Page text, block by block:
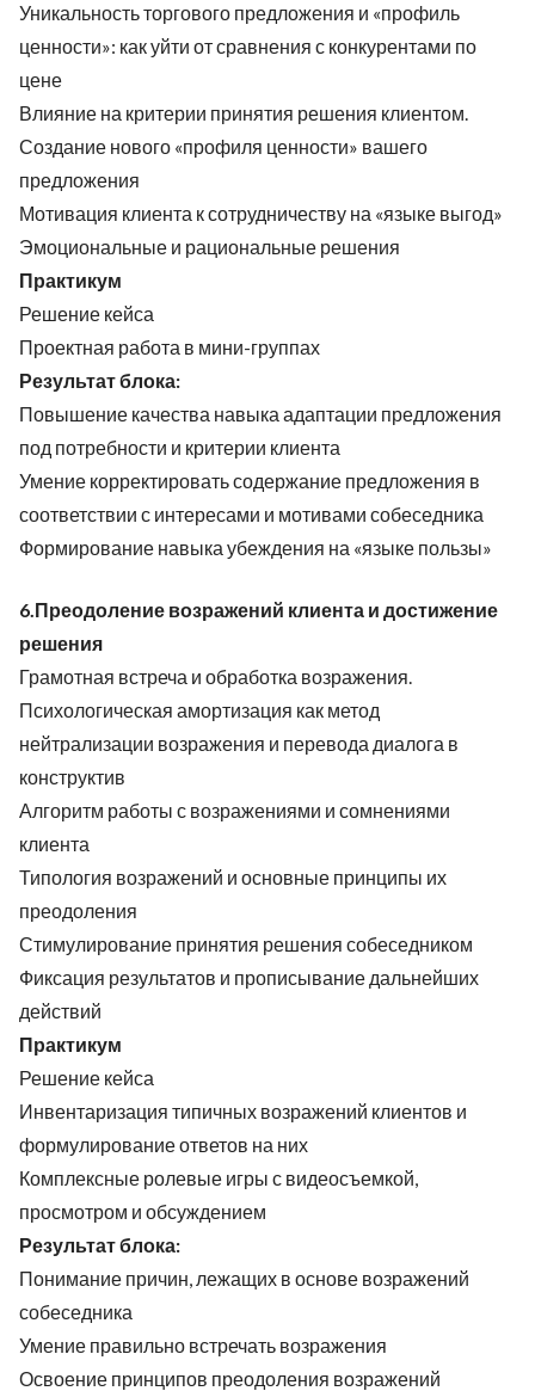
Уникальность торгового предложения и «профиль
ценности»: как уйти от сравнения с конкурентами по
цене
Влияние на критерии принятия решения клиентом.
Создание нового «профиля ценности» вашего
предложения
Мотивация клиента к сотрудничеству на «языке выгод»
Эмоциональные и рациональные решения
Практикум
Решение кейса
Проектная работа в мини-группах
Результат блока:
Повышение качества навыка адаптации предложения
под потребности и критерии клиента
Умение корректировать содержание предложения в
соответствии с интересами и мотивами собеседника
Формирование навыка убеждения на «языке пользы»
6.Преодоление возражений клиента и достижение
решения
Грамотная встреча и обработка возражения.
Психологическая амортизация как метод
нейтрализации возражения и перевода диалога в
конструктив
Алгоритм работы с возражениями и сомнениями
клиента
Типология возражений и основные принципы их
преодоления
Стимулирование принятия решения собеседником
Фиксация результатов и прописывание дальнейших
действий
Практикум
Решение кейса
Инвентаризация типичных возражений клиентов и
формулирование ответов на них
Комплексные ролевые игры с видеосъемкой,
просмотром и обсуждением
Результат блока:
Понимание причин, лежащих в основе возражений
собеседника
Умение правильно встречать возражения
Освоение принципов преодоления возражений